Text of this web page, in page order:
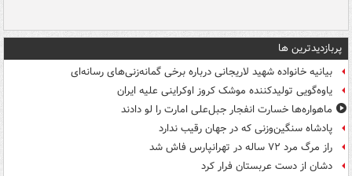
پربازدیدترین ها
بیانیه خانواده شهید لاریجانی درباره برخی گمانه‌زنی‌های رسانه‌ای
یاوه‌گویی تولیدکننده موشک کروز اوکراینی علیه ایران
ماهواره‌ها خسارت انفجار جبل‌علی امارت را لو دادند
پادشاه سنگین‌وزنی که در جهان رقیب ندارد
راز مرگ مرد ۷۲ ساله در تهرانپارس فاش شد
دشان از دست عربستان فرار کرد